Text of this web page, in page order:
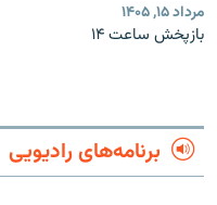
مرداد ۱۵, ۱۴۰۵
بازپخش ساعت ۱۴
برنامه‌های رادیویی